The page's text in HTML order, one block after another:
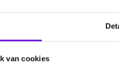
van cookies
te kunnen geven op
project levert ook
de gezondheid en